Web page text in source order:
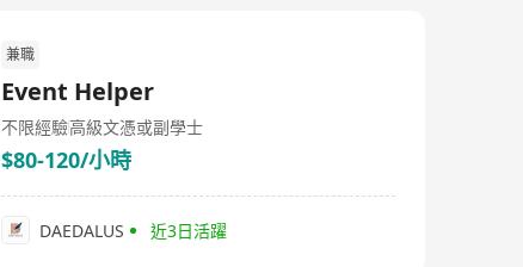
兼職
Event Helper
不限經驗高級文憑或副學士
$80-120/小時
DAEDALUS 近3日活躍